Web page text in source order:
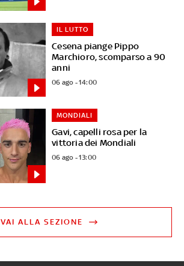
Cesena piange Pippo
Marchioro, scomparso a 90
anni
IL LUTTO
06 ago - 14:00
Gavi, capelli rosa per la
vittoria dei Mondiali
MONDIALI
06 ago - 13:00
VAI ALLA SEZIONE